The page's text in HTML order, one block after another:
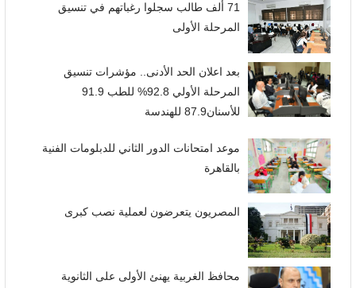
71 ألف طالب سجلوا رغباتهم في تنسيق
المرحلة الأولى
بعد اعلان الحد الأدنى.. مؤشرات تنسيق
المرحلة الأولي 92.8% للطب 91.9
للأسنان87.9 للهندسة
موعد امتحانات الدور الثاني للدبلومات الفنية
بالقاهرة
المصريون يتعرضون لعملية نصب كبرى
محافظ الغربية يهنئ الأولى على الثانوية